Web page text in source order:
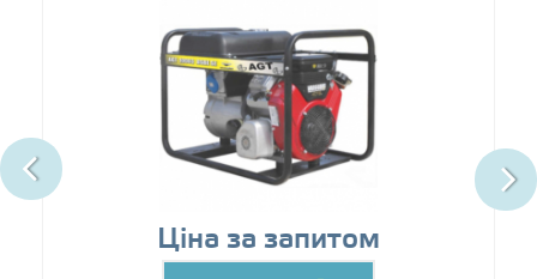
Ціна за запитом